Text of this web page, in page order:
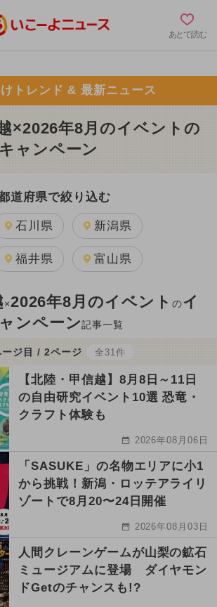
あとで読む
トレンド & 最新ニュース
×2026年8月のイベントの
ャンペーン
道府県で絞り込む
石川県 新潟県
福井県 富山県
×2026年8月のイベントのイ
ンペーン記事一覧
ージ目 / 2ページ 全31件
【北陸・甲信越】8月8日～11日
の自由研究イベント10選 恐竜・
クラフト体験も
2026年08月06日
「SASUKE」の名物エリアに小1
から挑戦！新潟・ロッテアライリ
ゾートで8月20〜24日開催
2026年08月03日
人間クレーンゲームが山梨の鉱石
ミュージアムに登場 ダイヤモン
ドGetのチャンスも!?